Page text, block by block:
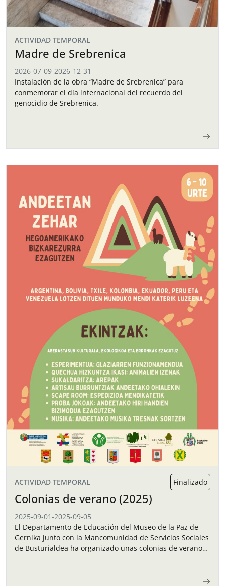
ACTIVIDAD TEMPORAL
Madre de Srebrenica
2026-07-09-2026-12-31
Instalación de la obra “Madre de Srebrenica” para
conmemorar el día internacional del recuerdo del
genocidio de Srebrenica.
ACTIVIDAD TEMPORAL Finalizado
Colonias de verano (2025)
2025-09-01-2025-09-05
El Departamento de Educación del Museo de la Paz de
Gernika junto con la Mancomunidad de Servicios Sociales
de Busturialdea ha organizado unas colonias de verano